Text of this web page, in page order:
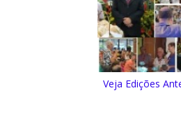
Veja Edições